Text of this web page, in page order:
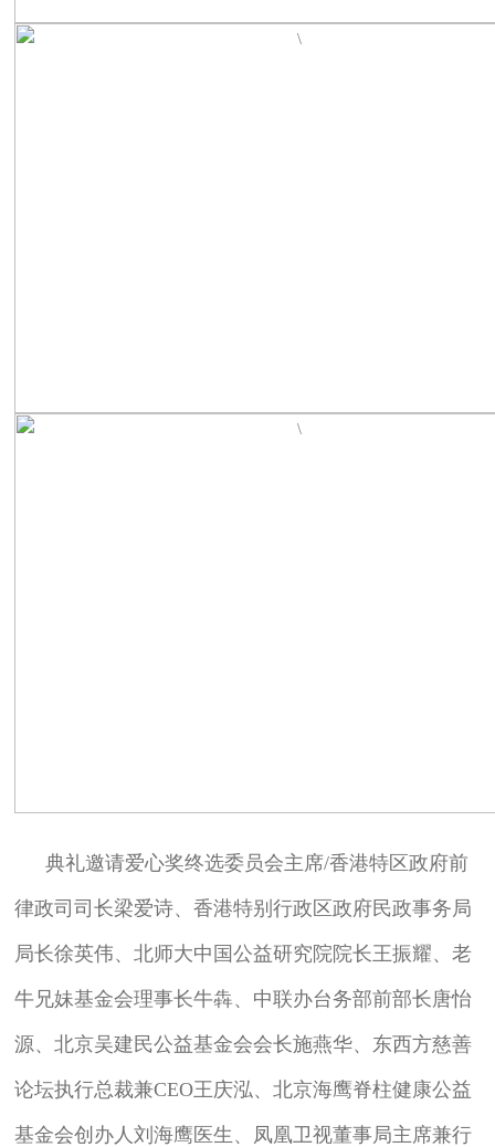
典礼邀请爱心奖终选委员会主席/香港特区政府前
律政司司长梁爱诗、香港特别行政区政府民政事务局
局长徐英伟、北师大中国公益研究院院长王振耀、老
牛兄妹基金会理事长牛犇、中联办台务部前部长唐怡
源、北京吴建民公益基金会会长施燕华、东西方慈善
论坛执行总裁兼CEO王庆泓、北京海鹰脊柱健康公益
基金会创办人刘海鹰医生、凤凰卫视董事局主席兼行